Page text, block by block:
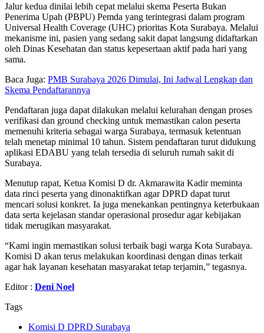
Jalur kedua dinilai lebih cepat melalui skema Peserta Bukan
Penerima Upah (PBPU) Pemda yang terintegrasi dalam program
Universal Health Coverage (UHC) prioritas Kota Surabaya. Melalui
mekanisme ini, pasien yang sedang sakit dapat langsung didaftarkan
oleh Dinas Kesehatan dan status kepesertaan aktif pada hari yang
sama.
Baca Juga: PMB Surabaya 2026 Dimulai, Ini Jadwal Lengkap dan
Skema Pendaftarannya
Pendaftaran juga dapat dilakukan melalui kelurahan dengan proses
verifikasi dan ground checking untuk memastikan calon peserta
memenuhi kriteria sebagai warga Surabaya, termasuk ketentuan
telah menetap minimal 10 tahun. Sistem pendaftaran turut didukung
aplikasi EDABU yang telah tersedia di seluruh rumah sakit di
Surabaya.
Menutup rapat, Ketua Komisi D dr. Akmarawita Kadir meminta
data rinci peserta yang dinonaktifkan agar DPRD dapat turut
mencari solusi konkret. Ia juga menekankan pentingnya keterbukaan
data serta kejelasan standar operasional prosedur agar kebijakan
tidak merugikan masyarakat.
“Kami ingin memastikan solusi terbaik bagi warga Kota Surabaya.
Komisi D akan terus melakukan koordinasi dengan dinas terkait
agar hak layanan kesehatan masyarakat tetap terjamin,” tegasnya.
Editor : Deni Noel
Tags
Komisi D DPRD Surabaya